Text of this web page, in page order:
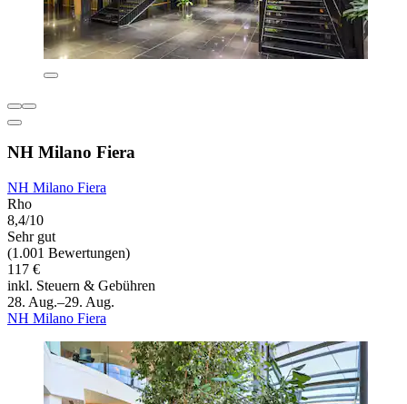
NH Milano Fiera
NH Milano Fiera
Rho
8,4/10
Sehr gut
(1.001 Bewertungen)
117 €
inkl. Steuern & Gebühren
28. Aug.–29. Aug.
NH Milano Fiera